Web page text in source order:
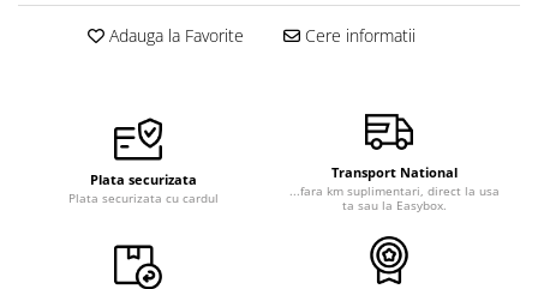
Noutati
Adauga la Favorite Cere informatii
Plata securizata
Plata securizata cu cardul
Transport National
...fara km suplimentari, direct la usa
ta sau la Easybox.